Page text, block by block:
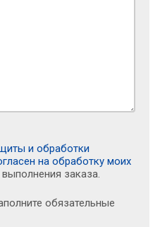
и обработки
на обработку моих
заказа.
обязательные